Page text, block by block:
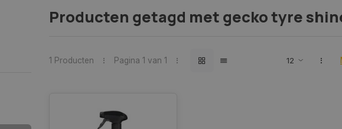
Producten getagd met gecko tyre
1 Producten Pagina 1 van 1